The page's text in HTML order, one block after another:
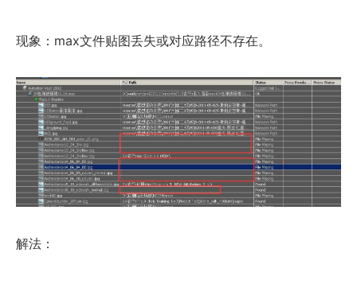
现象：max文件贴图丢失或对应路径不存在。
解法：